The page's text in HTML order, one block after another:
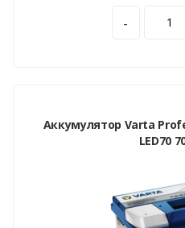
-
Аккумулятор Varta
LED70